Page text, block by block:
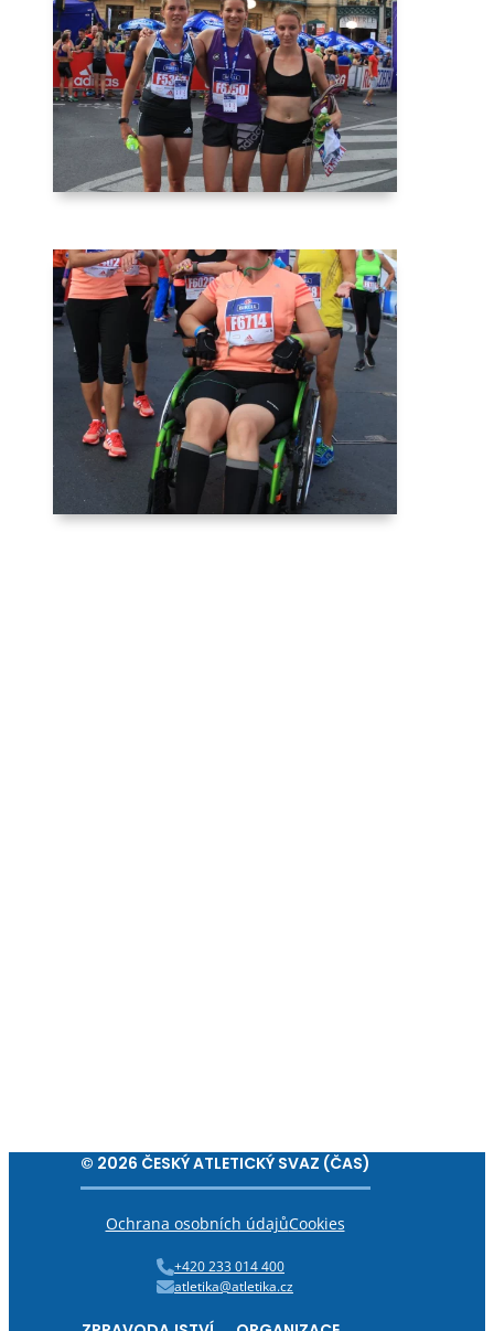
© 2026 ČESKÝ ATLETICKÝ SVAZ (ČAS)
Ochrana osobních údajůCookies
+420 233 014 400
atletika@atletika.cz